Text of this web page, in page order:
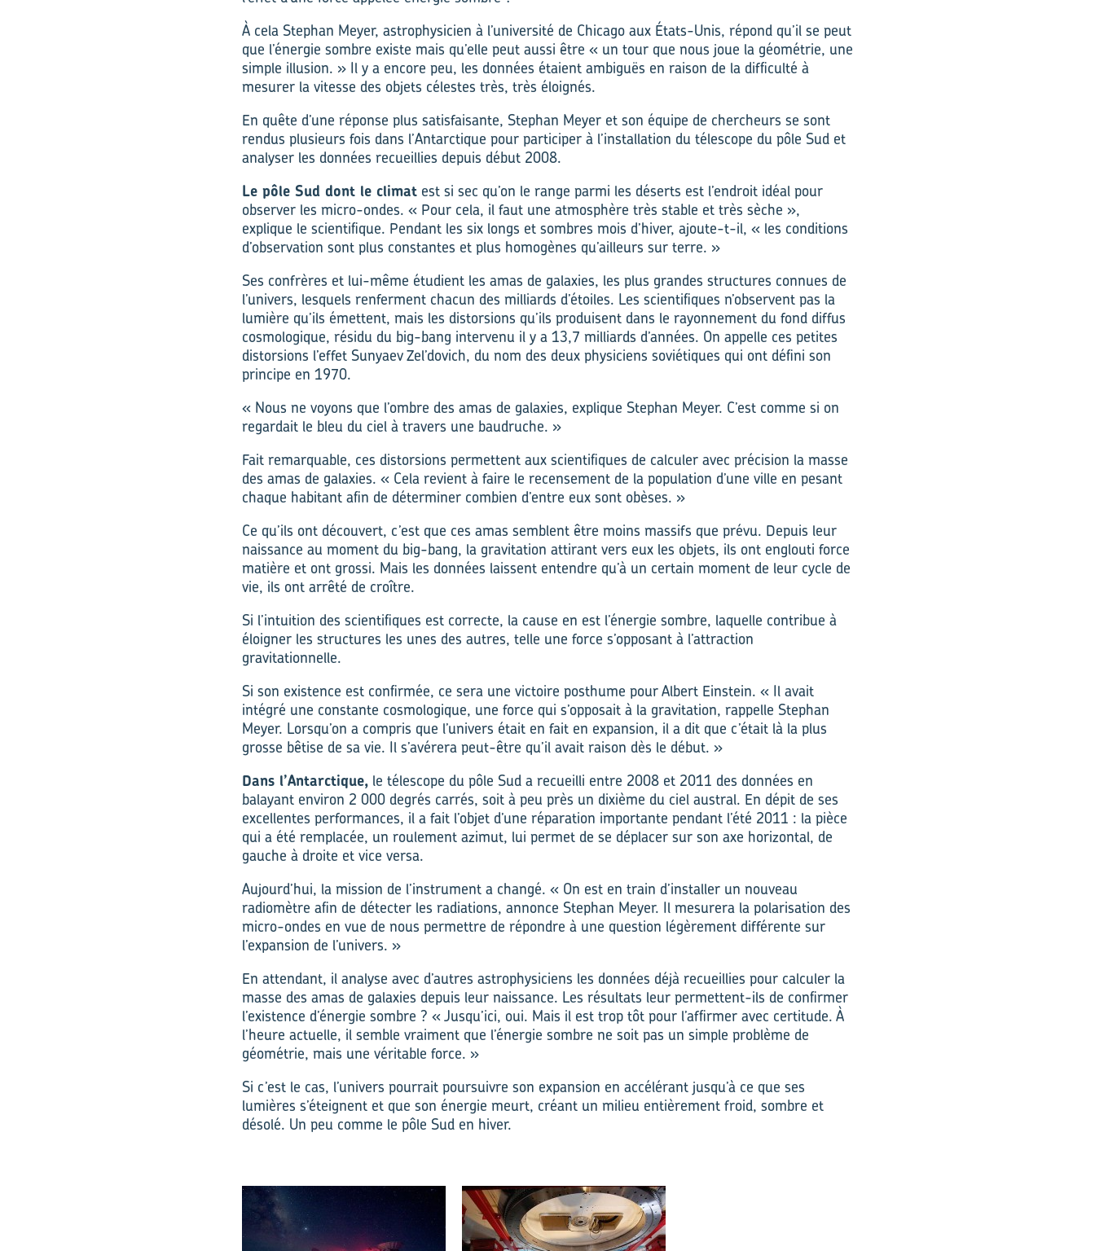
À cela Stephan Meyer, astrophysicien à l’université de Chicago aux États-Unis, répond qu’il se peut
que l’énergie sombre existe mais qu’elle peut aussi être « un tour que nous joue la géométrie, une
simple illusion. » Il y a encore peu, les données étaient ambiguës en raison de la difficulté à
mesurer la vitesse des objets célestes très, très éloignés.
En quête d’une réponse plus satisfaisante, Stephan Meyer et son équipe de chercheurs se sont
rendus plusieurs fois dans l’Antarctique pour participer à l’installation du télescope du pôle Sud et
analyser les données recueillies depuis début 2008.
Le pôle Sud dont le climat est si sec qu’on le range parmi les déserts est l’endroit idéal pour
observer les micro-ondes. « Pour cela, il faut une atmosphère très stable et très sèche »,
explique le scientifique. Pendant les six longs et sombres mois d’hiver, ajoute-t-il, « les conditions
d’observation sont plus constantes et plus homogènes qu’ailleurs sur terre. »
Ses confrères et lui-même étudient les amas de galaxies, les plus grandes structures connues de
l’univers, lesquels renferment chacun des milliards d’étoiles. Les scientifiques n’observent pas la
lumière qu’ils émettent, mais les distorsions qu’ils produisent dans le rayonnement du fond diffus
cosmologique, résidu du big-bang intervenu il y a 13,7 milliards d’années. On appelle ces petites
distorsions l’effet Sunyaev Zel’dovich, du nom des deux physiciens soviétiques qui ont défini son
principe en 1970.
« Nous ne voyons que l’ombre des amas de galaxies, explique Stephan Meyer. C’est comme si on
regardait le bleu du ciel à travers une baudruche. »
Fait remarquable, ces distorsions permettent aux scientifiques de calculer avec précision la masse
des amas de galaxies. « Cela revient à faire le recensement de la population d’une ville en pesant
chaque habitant afin de déterminer combien d’entre eux sont obèses. »
Ce qu’ils ont découvert, c’est que ces amas semblent être moins massifs que prévu. Depuis leur
naissance au moment du big-bang, la gravitation attirant vers eux les objets, ils ont englouti force
matière et ont grossi. Mais les données laissent entendre qu’à un certain moment de leur cycle de
vie, ils ont arrêté de croître.
Si l’intuition des scientifiques est correcte, la cause en est l’énergie sombre, laquelle contribue à
éloigner les structures les unes des autres, telle une force s’opposant à l’attraction
gravitationnelle.
Si son existence est confirmée, ce sera une victoire posthume pour Albert Einstein. « Il avait
intégré une constante cosmologique, une force qui s’opposait à la gravitation, rappelle Stephan
Meyer. Lorsqu’on a compris que l’univers était en fait en expansion, il a dit que c’était là la plus
grosse bêtise de sa vie. Il s’avérera peut-être qu’il avait raison dès le début. »
Dans l’Antarctique, le télescope du pôle Sud a recueilli entre 2008 et 2011 des données en
balayant environ 2 000 degrés carrés, soit à peu près un dixième du ciel austral. En dépit de ses
excellentes performances, il a fait l’objet d’une réparation importante pendant l’été 2011 : la pièce
qui a été remplacée, un roulement azimut, lui permet de se déplacer sur son axe horizontal, de
gauche à droite et vice versa.
Aujourd’hui, la mission de l’instrument a changé. « On est en train d’installer un nouveau
radiomètre afin de détecter les radiations, annonce Stephan Meyer. Il mesurera la polarisation des
micro-ondes en vue de nous permettre de répondre à une question légèrement différente sur
l’expansion de l’univers. »
En attendant, il analyse avec d’autres astrophysiciens les données déjà recueillies pour calculer la
masse des amas de galaxies depuis leur naissance. Les résultats leur permettent-ils de confirmer
l’existence d’énergie sombre ? « Jusqu’ici, oui. Mais il est trop tôt pour l’affirmer avec certitude. À
l’heure actuelle, il semble vraiment que l’énergie sombre ne soit pas un simple problème de
géométrie, mais une véritable force. »
Si c’est le cas, l’univers pourrait poursuivre son expansion en accélérant jusqu’à ce que ses
lumières s’éteignent et que son énergie meurt, créant un milieu entièrement froid, sombre et
désolé. Un peu comme le pôle Sud en hiver.